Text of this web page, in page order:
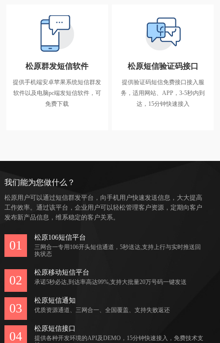
松原群发短信软件
提供手机端安卓苹果系统短信群发
软件以及电脑pc端发短信软件，可
免费下载
松原群发短信软件
提供手机端安卓苹果系统短信群发
松原短信验证码接口
提供验证码短信免费接口接入服
务，适用网站、APP，3-5秒内到
达，15分钟快速接入
我们能为您做什么？
松原用户可以通过短信群发平台，向手机用户快速发送信息，大大提高
工作效率。通过该平台，企业用户可以轻松管理客户资源，定期向客户
发布新产品信息，维系稳定的客户关系。
01
松原106短信平台
三网合一专用106开头短信通道，5秒送达,支持上行与实时推送回
执状态
02
松原移动短信平台
承诺5秒必达,到达率高达99%,支持大批量20万号码一键发送
03
松原短信通知
优质资源通道、三网合一、全国覆盖、支持失败返还
04
松原短信接口
提供各种开发环境的API及DEMO，15分钟快速接入，免费技术支